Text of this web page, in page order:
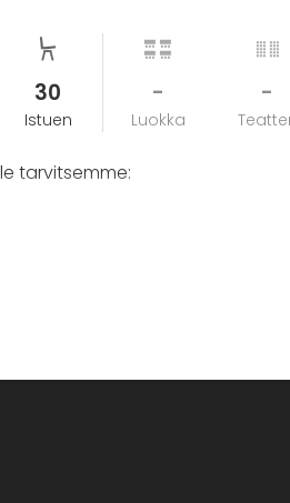
30
Istuen
-
Luokka
-
tarvitsemme:
on hyvin yksinkertainen.
voimme myös tuoda